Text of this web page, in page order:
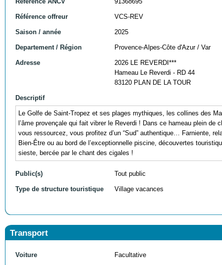
Référence offreur VCS-REV
Saison / année 2025
Departement / Région Provence-Alpes-Côte d'Azur / Var
Adresse
2026 LE REVERDI***
Hameau Le Reverdi - RD 44
83120 PLAN DE LA TOUR
Descriptif
Le Golfe de Saint-Tropez et ses plages mythiques, les collines des
l’âme provençale qui fait vibrer le Reverdi ! Dans ce hameau plein de
vous ressourcez, vous profitez d’un “Sud” authentique… Farniente,
Bien-Être ou au bord de l’exceptionnelle piscine, découvertes
sieste, bercée par le chant des cigales !
Public(s) Tout public
Type de structure touristique Village vacances
Transport
Voiture Facultative